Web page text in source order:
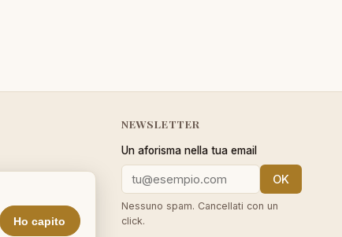
NEWSLETTER
Un aforisma nella tua email
OK
Nessuno spam. Cancellati con un
click.
Ho capito